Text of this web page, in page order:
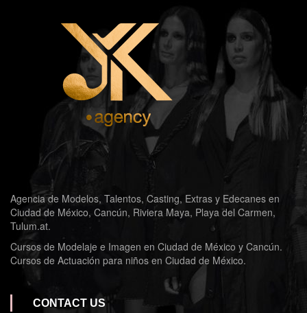
Agencia de Modelos, Talentos, Casting, Extras y Edecanes en
Ciudad de México, Cancún, Riviera Maya, Playa del Carmen,
Tulum.at.
Cursos de Modelaje e Imagen en Ciudad de México y Cancún.
Cursos de Actuación para niños en Ciudad de México.
CONTACT US